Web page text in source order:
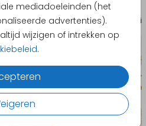
mediadoeleinden (het
advertenties).
wijzigen of intrekken op
.